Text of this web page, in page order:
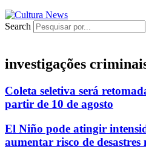
Search
investigações
Coleta seletiva será
partir de 10 de agosto
El Niño pode atingir
aumentar risco de